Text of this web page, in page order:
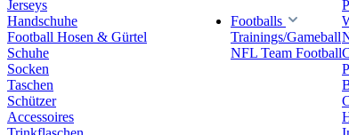
Jerseys
Handschuhe
Football Hosen & Gürtel
Schuhe
Socken
Taschen
Schützer
Accessoires
Footballs
Trainings/Gameball
NFL Team Football